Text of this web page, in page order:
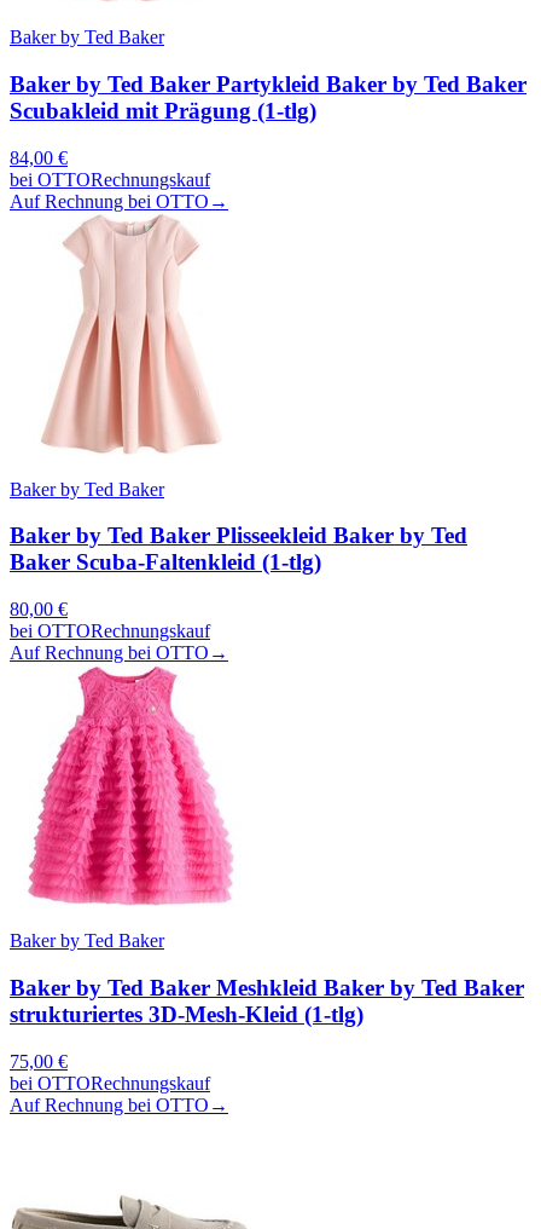
Baker by Ted Baker
Baker by Ted Baker Partykleid Baker by Ted Baker
Scubakleid mit Prägung (1-tlg)
84,00 €
bei OTTORechnungskauf
Auf Rechnung bei OTTO →
Baker by Ted Baker
Baker by Ted Baker Plisseekleid Baker by Ted
Baker Scuba-Faltenkleid (1-tlg)
80,00 €
bei OTTORechnungskauf
Auf Rechnung bei OTTO →
Baker by Ted Baker
Baker by Ted Baker Meshkleid Baker by Ted Baker
strukturiertes 3D-Mesh-Kleid (1-tlg)
75,00 €
bei OTTORechnungskauf
Auf Rechnung bei OTTO →